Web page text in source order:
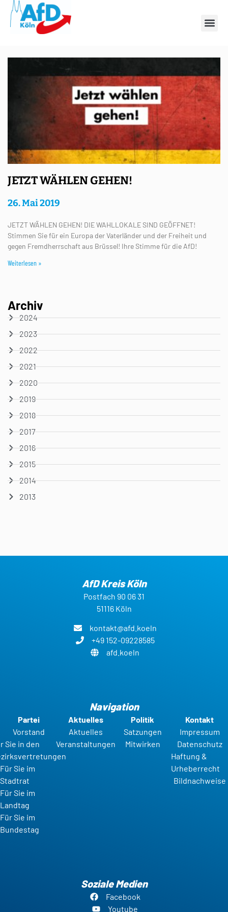
Schlagwort: Brüssel
JETZT WÄHLEN GEHEN!
26. Mai 2019
JETZT WÄHLEN GEHEN! DIE WAHLLOKALE SIND GEÖFFNET!
Stimmen Sie für ein Europa der Vaterländer und der Freiheit und
gegen Fremdherrschaft aus Brüssel! Ihre Stimme für die AfD!
Weiterlesen »
Archiv
2024
2023
2022
2021
2020
2019
2018
2017
2016
2015
2014
2013
AfD Kreis Köln
Postfach 90 06 31
51116 Köln
kontakt@afd.koeln
+49 152-09228585
afd.koeln
Navigation
Partei
Vorstand
Sie in den
Für Sie im
Stadtrat
Für Sie im
Landtag
Für Sie im
Bundestag
Aktuelles
Aktuelles
Veranstaltungen
Politik
Satzungen
Mitwirken
Kontakt
Impressum
Datenschutz
Haftung &
Urheberrecht
Bildnachweise
Soziale Medien
Facebook
Youtube